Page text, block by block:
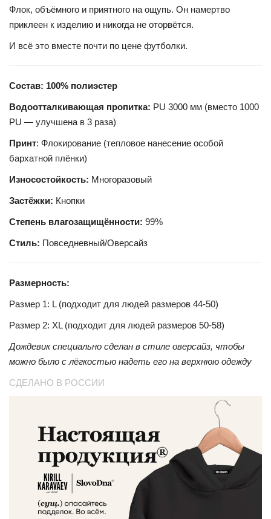
Флок, объёмного и приятного на ощупь. Он намертво
приклеен к изделию и никогда не оторвётся.
И всё это вместе почти по цене футболки.
Состав: 100% полиэстер
Водоотталкивающая пропитка: PU 3000 мм (вместо 1000
PU — улучшена в 3 раза)
Принт: Флокирование (тепловое нанесение особой
бархатной плёнки)
Износостойкость: Многоразовый
Застёжки: Кнопки
Степень влагозащищённости: 99%
Стиль: Повседневный/Оверсайз
Размерность:
Размер 1: L (подходит для людей размеров 44-50)
Размер 2: XL (подходит для людей размеров 50-58)
Дождевик специально сделан в стиле оверсайз, чтобы
можно было с лёгкостью надеть его на верхнюю одежду
СДЕЛАНО В РОССИИ